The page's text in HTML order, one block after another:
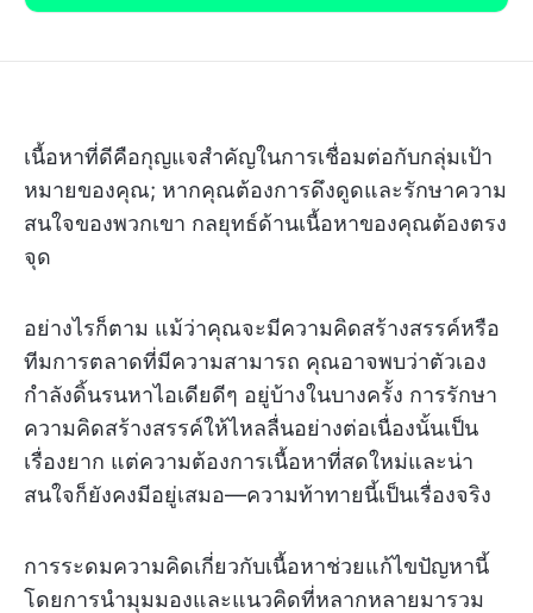
เนื้อหาที่ดีคือกุญแจสำคัญในการเชื่อมต่อกับกลุ่มเป้า
หมายของคุณ; หากคุณต้องการดึงดูดและรักษาความ
สนใจของพวกเขา กลยุทธ์ด้านเนื้อหาของคุณต้องตรง
จุด
อย่างไรก็ตาม แม้ว่าคุณจะมีความคิดสร้างสรรค์หรือ
ทีมการตลาดที่มีความสามารถ คุณอาจพบว่าตัวเอง
กำลังดิ้นรนหาไอเดียดีๆ อยู่บ้างในบางครั้ง การรักษา
ความคิดสร้างสรรค์ให้ไหลลื่นอย่างต่อเนื่องนั้นเป็น
เรื่องยาก แต่ความต้องการเนื้อหาที่สดใหม่และน่า
สนใจก็ยังคงมีอยู่เสมอ—ความท้าทายนี้เป็นเรื่องจริง
การระดมความคิดเกี่ยวกับเนื้อหาช่วยแก้ไขปัญหานี้
โดยการนำมุมมองและแนวคิดที่หลากหลายมารวม